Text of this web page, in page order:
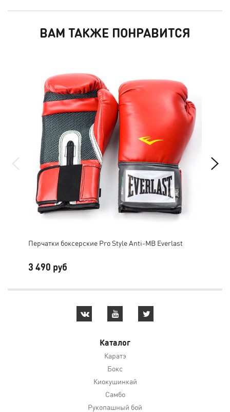
ВАМ ТАКЖЕ ПОНРАВИТСЯ
Перчатки боксерские Pro Style Anti-MB Everlast
3 490 руб
Каталог
Каратэ
Бокс
Киокушинкай
Самбо
Рукопашный бой